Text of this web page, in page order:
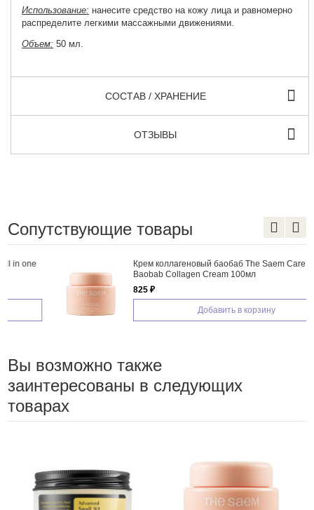
Использование: нанесите средство на кожу лица и равномерно
распределите легкими массажными движениями.
Объем: 50 мл.
СОСТАВ / ХРАНЕНИЕ
ОТЗЫВЫ
Сопутствующие товары
Крем коллагеновый баобаб The Saem Care Plus
Baobab Collagen Cream 100мл
825 ₽
Добавить в корзину
Вы возможно также
заинтересованы в следующих
товарах